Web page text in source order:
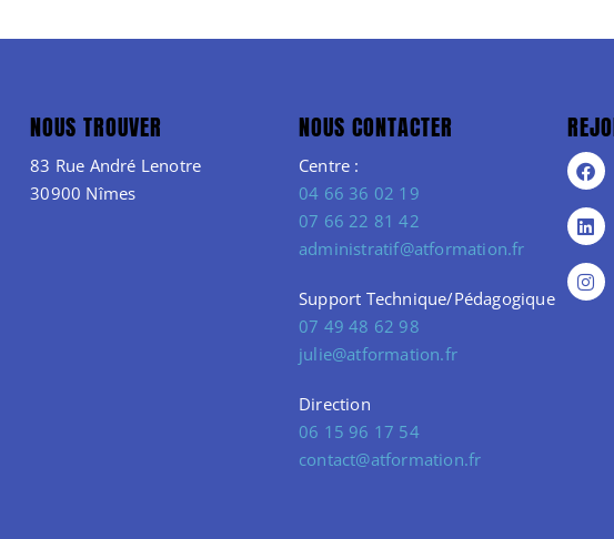
NOUS TROUVER
83 Rue André Lenotre
30900 Nîmes
NOUS CONTACTER
Centre :
04 66 36 02 19
07 66 22 81 42
administratif@atformation.fr
Support Technique/Pédagogique
07 49 48 62 98
julie@atformation.fr
Direction
06 15 96 17 54
contact@atformation.fr